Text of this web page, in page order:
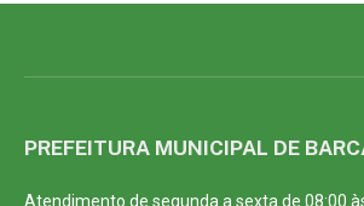
PREFEITURA MUNICIPAL DE
Atendimento de segunda a sexta de 08:00